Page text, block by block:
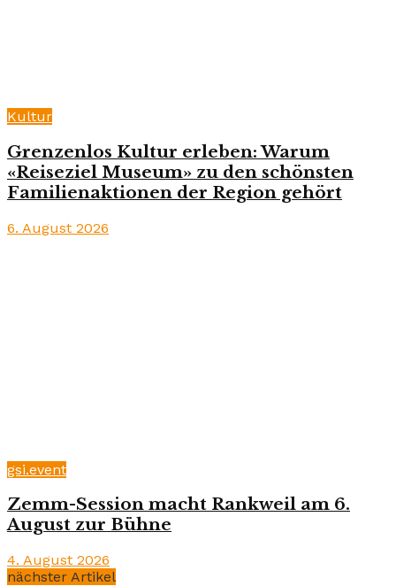
Kultur
Grenzenlos Kultur erleben: Warum
«Reiseziel Museum» zu den schönsten
Familienaktionen der Region gehört
6. August 2026
gsi.event
Zemm-Session macht Rankweil am 6.
August zur Bühne
4. August 2026
nächster Artikel